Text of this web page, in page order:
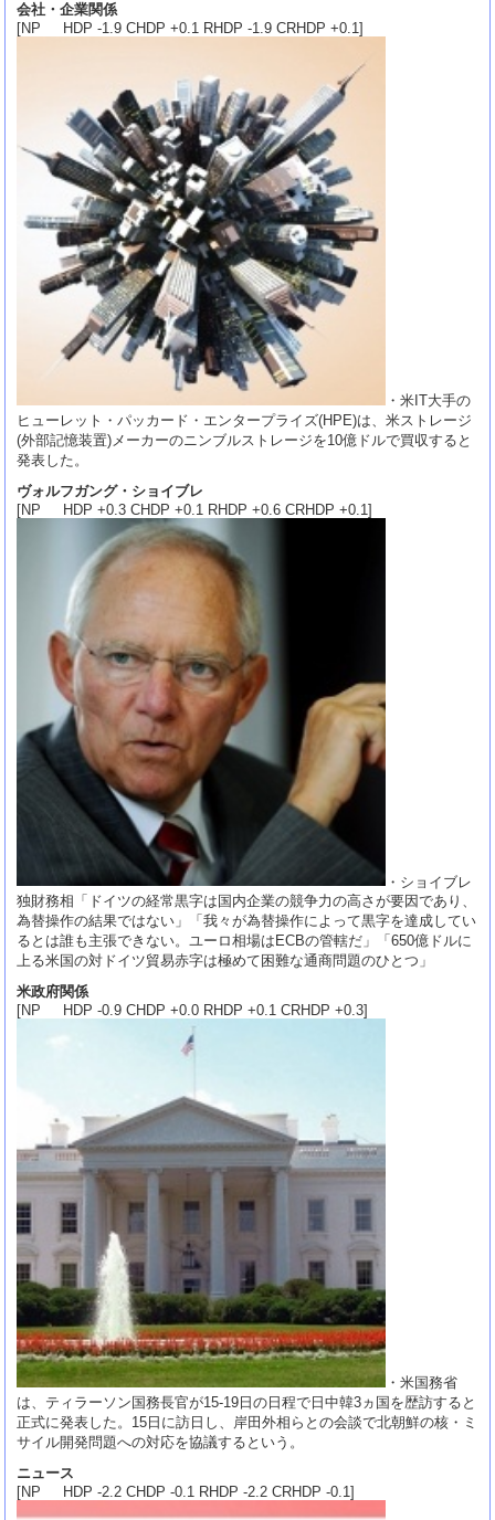
会社・企業関係
[NP HDP -1.9 CHDP +0.1 RHDP -1.9 CRHDP +0.1]
・米IT大手の
ヒューレット・パッカード・エンタープライズ(HPE)は、米ストレージ
(外部記憶装置)メーカーのニンブルストレージを10億ドルで買収すると
発表した。
ヴォルフガング・ショイブレ
[NP HDP +0.3 CHDP +0.1 RHDP +0.6 CRHDP +0.1]
・ショイブレ
独財務相「ドイツの経常黒字は国内企業の競争力の高さが要因であり、
為替操作の結果ではない」「我々が為替操作によって黒字を達成してい
るとは誰も主張できない。ユーロ相場はECBの管轄だ」「650億ドルに
上る米国の対ドイツ貿易赤字は極めて困難な通商問題のひとつ」
米政府関係
[NP HDP -0.9 CHDP +0.0 RHDP +0.1 CRHDP +0.3]
・米国務省
は、ティラーソン国務長官が15-19日の日程で日中韓3ヵ国を歴訪すると
正式に発表した。15日に訪日し、岸田外相らとの会談で北朝鮮の核・ミ
サイル開発問題への対応を協議するという。
ニュース
[NP HDP -2.2 CHDP -0.1 RHDP -2.2 CRHDP -0.1]